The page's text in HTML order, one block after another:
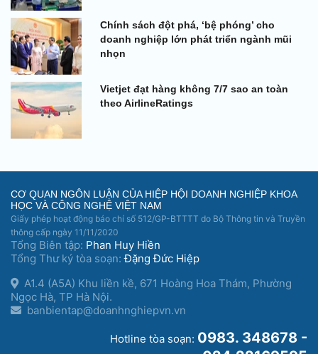
Chính sách đột phá, ‘bệ phóng’ cho
doanh nghiệp lớn phát triển ngành mũi
nhọn
Vietjet đạt hàng không 7/7 sao an toàn
theo AirlineRatings
CƠ QUAN NGÔN LUẬN CỦA HIỆP HỘI DOANH NGHIỆP KHOA
HỌC VÀ CÔNG NGHỆ VIỆT NAM
Giấy phép hoạt động báo chí số 512/GP-BTTTT do Bộ Thông tin và Truyền
thông cấp ngày 11/11/2020
Tổng Biên tập: Phan Huy Hiền
Tổng Thư ký tòa soạn:Đặng Đức Hiệp
A1.4 (A5A) Khu liền kề, 671 Hoàng Hoa Thám, Phường
Ngọc Hà, TP Hà Nội.
banbientap@doanhnghiepvn.vn
Hotline tòa soạn: 0983. 348678 -